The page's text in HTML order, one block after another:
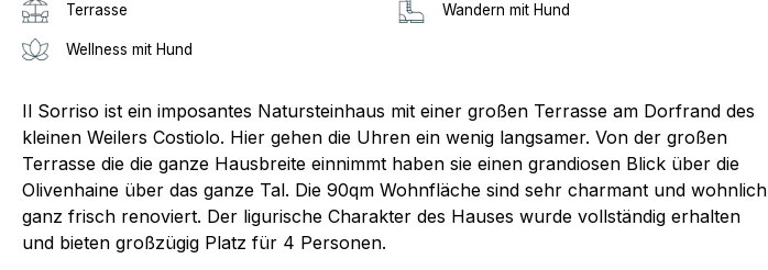
Terrasse Wandern mit Hund
Wellness mit Hund
Il Sorriso ist ein imposantes Natursteinhaus mit einer großen Terrasse am Dorfrand des
kleinen Weilers Costiolo. Hier gehen die Uhren ein wenig langsamer. Von der großen
Terrasse die die ganze Hausbreite einnimmt haben sie einen grandiosen Blick über die
Olivenhaine über das ganze Tal. Die 90qm Wohnfläche sind sehr charmant und wohnlich
ganz frisch renoviert. Der ligurische Charakter des Hauses wurde vollständig erhalten
und bieten großzügig Platz für 4 Personen.